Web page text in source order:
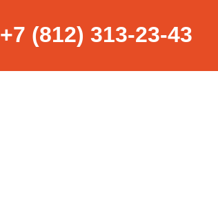
+7 (812) 313-23-43